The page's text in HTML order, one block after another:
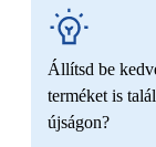
Állítsd be
terméket is
újságon?